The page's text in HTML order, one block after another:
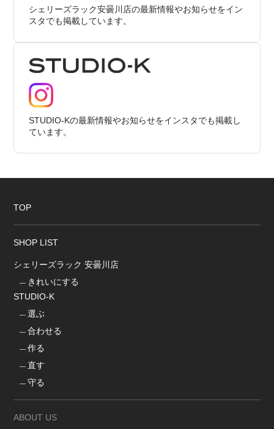
シェリーズラック安曇川店の最新情報やお知らせをイン
スタでも掲載しています。
STUDIO-Kの最新情報やお知らせをインスタでも掲載し
ています。
TOP
SHOP LIST
シェリーズラック 安曇川店
きれいにする
STUDIO-K
選ぶ
合わせる
作る
直す
守る
ABOUT US